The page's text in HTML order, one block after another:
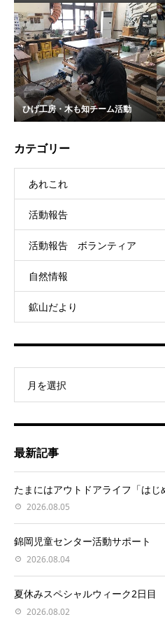
ひげ工房・木も知チーム活動
カテゴリー
あれこれ
活動報告
活動報告 ボランティア
自然情報
鉱山だより
月を選択
最新記事
たまにはアウトドアライフ「はじ
2026.08.05
錦岡児童センター活動サポート
2026.08.04
夏休みスペシャルウィーク2日目
2026.08.02